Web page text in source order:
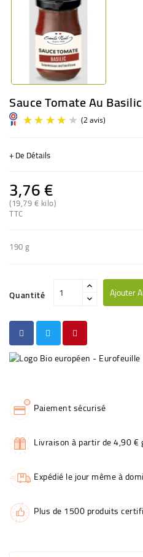
Sauce Tomate Au
+ De Détails
3,76 €
(19,79 € kilo)
TTC
190 g
Quantité Ajouter
Paiement sécurisé
Livraison à partir de 4,90
Expédié le jour même à
Plus de 1500 produits